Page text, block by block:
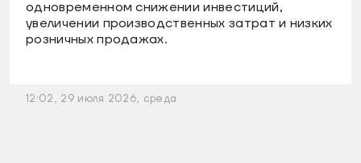
одновременном снижении инвестиций,
увеличении производственных затрат и низких
розничных продажах.
12:02, 29 июля 2026, среда